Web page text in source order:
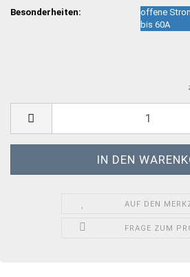
Besonderheiten:
offene
bis 60A
AUF DEN
FRAGE ZUM